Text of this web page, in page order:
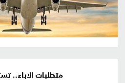
متطلبات الآباء..